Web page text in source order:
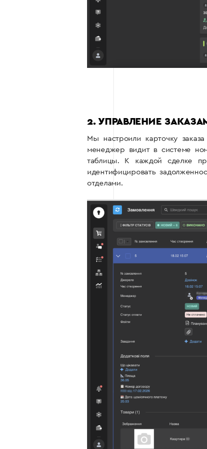
2. УПРАВЛЕНИЕ
Мы настроили карточку
менеджер видит в системе
таблицы. К каждой сделке
идентифицировать
отделами.